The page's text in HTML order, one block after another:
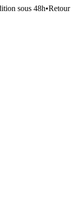
sous 48h•Retour